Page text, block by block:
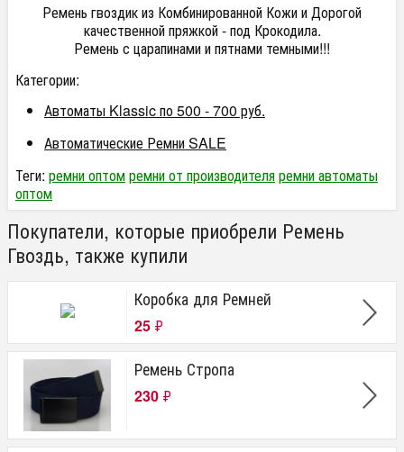
Ремень гвоздик из Комбинированной Кожи и Дорогой
качественной пряжкой - под Крокодила.
Ремень с царапинами и пятнами темными!!!
Категории:
Автоматы Klassic по 500 - 700 руб.
Автоматические Ремни SALE
Теги: ремни оптомремни от производителяремни автоматы
оптом
Покупатели, которые приобрели Ремень
Гвоздь, также купили
Коробка для Ремней
25 ₽
Ремень Стропа
230 ₽